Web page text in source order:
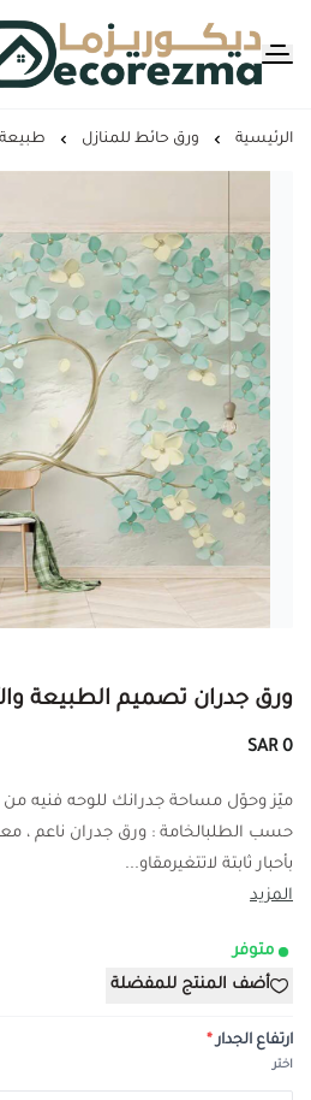
Decorezma
الرئيسية ورق حائط للمنازل طبيعة
ورق جدران تصميم الطبيعة
0 SAR
ميّز وحوّل مساحة جدرانك للوحه فنيه
حسب الطلبالخامة : ورق جدران ناعم ،
بأحبار ثابتة لاتتغيرمقاو...
المزيد
متوفر
أضف المنتج للمفضلة
ارتفاع الجدار*
اختر